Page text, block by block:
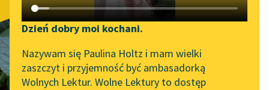
Katalog DAISY
Podkasty o książkach
Zgłoś brak utworu
Aktualności
„Prokurator Alicja Horn”
Narzędzia
Mapa Wolnych Lektur
Dzień dobry moi kochani.
Nazywam się Paulina Holtz i mam wielki
zaszczyt i przyjemność być ambasadorką
Wolnych Lektur. Wolne Lektury to dostęp
Łempickiej w
dzień przyjęcia